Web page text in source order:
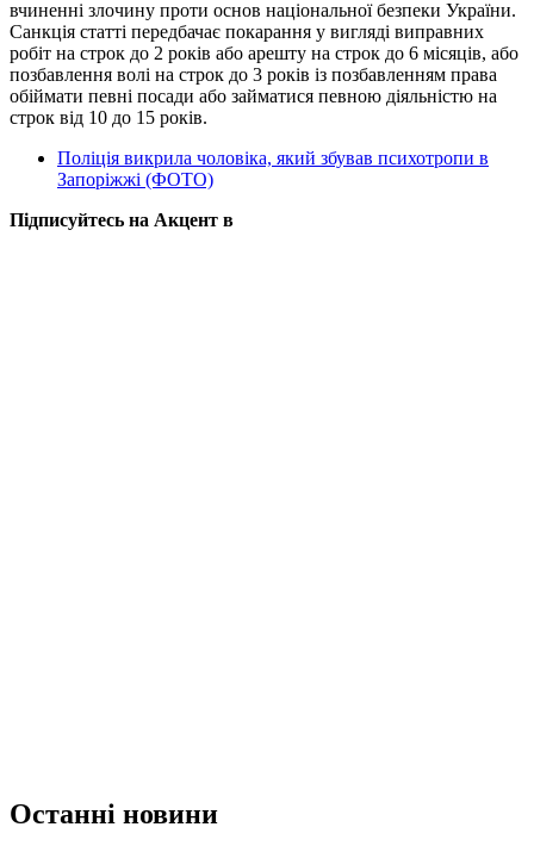
вчиненні злочину проти основ національної безпеки України.
Санкція статті передбачає покарання у вигляді виправних
робіт на строк до 2 років або арешту на строк до 6 місяців, або
позбавлення волі на строк до 3 років із позбавленням права
обіймати певні посади або займатися певною діяльністю на
строк від 10 до 15 років.
Поліція викрила чоловіка, який збував психотропи в
Запоріжжі (ФОТО)
Підписуйтесь на Акцент в
Останні новини